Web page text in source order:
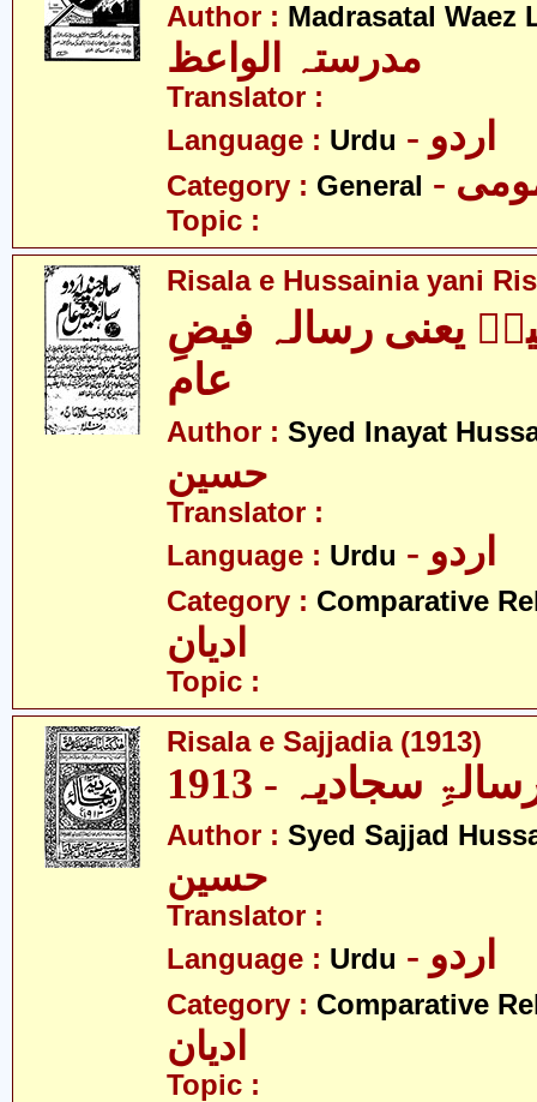
Author : Madrasatal Waez
مدرستہ الواعظ
Translator :
Language : Urdu - اردو
Category : General
Topic :
Risala e Hussainia yani
یعنی رسالہ فیضِ
عام
Author : Syed Inayat
حسین
Translator :
Language : Urdu - اردو
Category : Comparative
ادیان
Topic :
Risala e Sajjadia (1913)
سجادیہ - 1913
Author : Syed Sajjad
حسین
Translator :
Language : Urdu - اردو
Category : Comparative
ادیان
Topic :